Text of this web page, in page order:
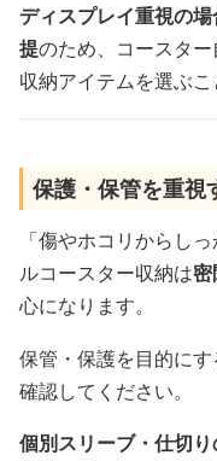
ディスプレイ重視の
提のため、コースタ
収納アイテムを選ぶこ
保護・保管を重視
「傷やホコリからし
ルコースター収納は密
心になります。
保管・保護を目的に
確認してください。
個別スリーブ・仕切